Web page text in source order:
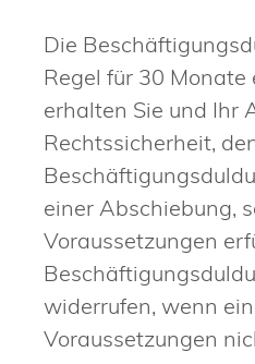
Die
Regel für 30
erhalten Sie und Ihr
Rechtssicherheit,
einer Abschiebung,
Voraussetzungen
widerrufen, wenn
Voraussetzungen